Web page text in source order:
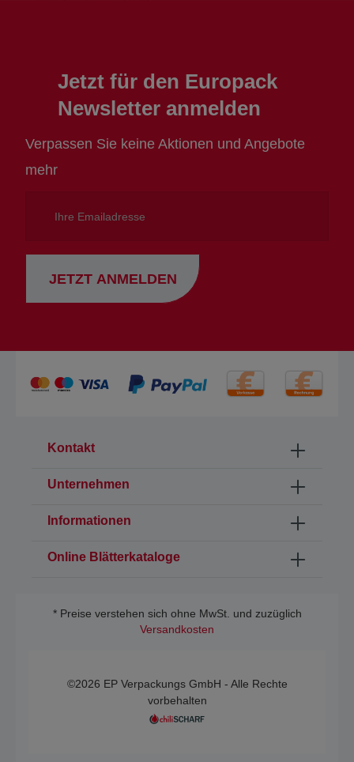
Jetzt für den Europack
Newsletter anmelden
Verpassen Sie keine Aktionen und Angebote
mehr
Emailadresse
JETZT ANMELDEN
Kontakt
Unternehmen
Informationen
Online Blätterkataloge
* Preise verstehen sich ohne MwSt. und zuzüglich
Versandkosten
©2026 EP Verpackungs GmbH - Alle Rechte
vorbehalten